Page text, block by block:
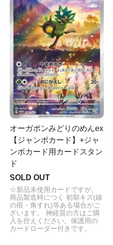
オーガポンみどりのめんex
【ジャンボカード】+ジャ
ンボカード用カードスタン
ド
SOLD OUT
☆新品未使用カードですが、
商品製造時につく 初期キズ(線
の痕・角すれ)等ある場合がご
ざいます。 神経質の方はご購
入を控えください。保護用の
カードローダー付きです。